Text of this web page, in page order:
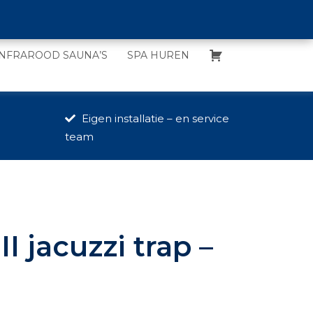
SAUNA’S SPA HUREN
Eigen installatie – en service
team
jacuzzi trap –